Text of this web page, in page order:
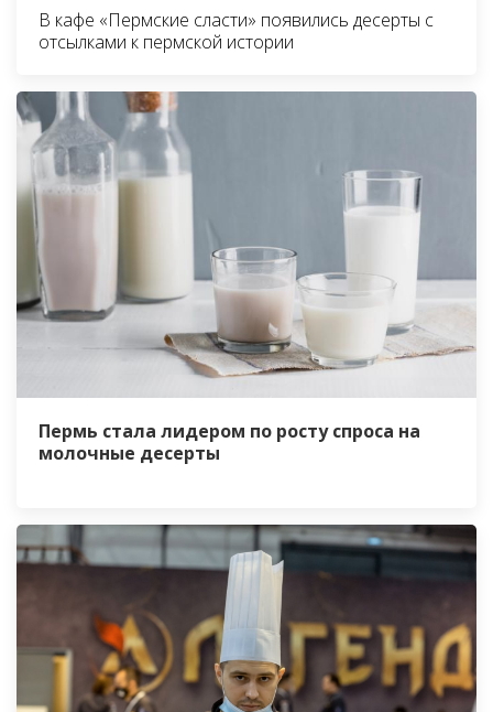
В кафе «Пермские сласти» появились десерты с
отсылками к пермской истории
Пермь стала лидером по росту спроса на
молочные десерты